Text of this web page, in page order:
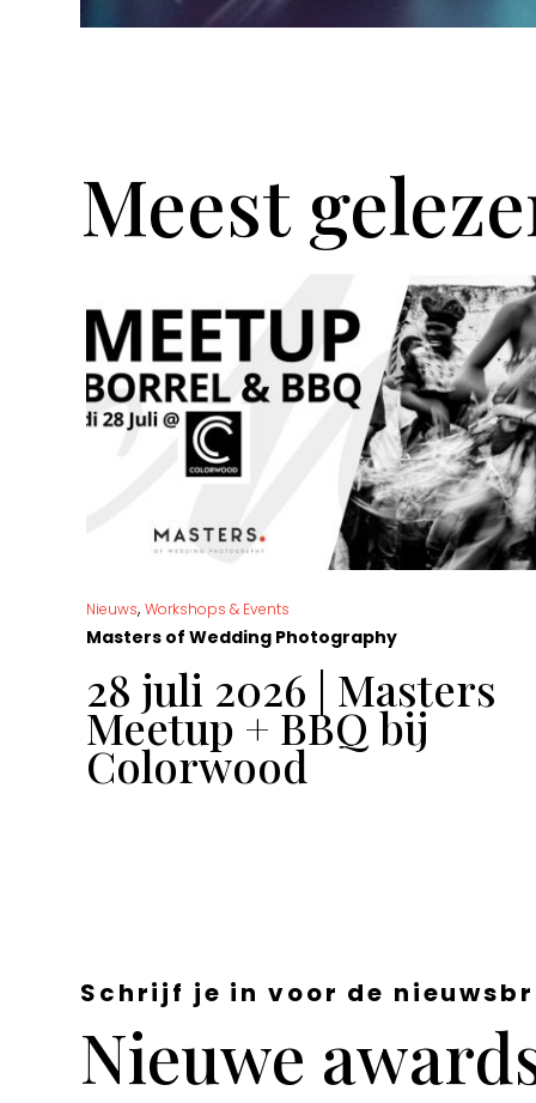
Meest
Nieuws, Workshops & Events
Masters of Wedding Photography
28 juli 2026 | Masters
Meetup + BBQ bij
Colorwood
Schrijf je in voor de
Nieuwe